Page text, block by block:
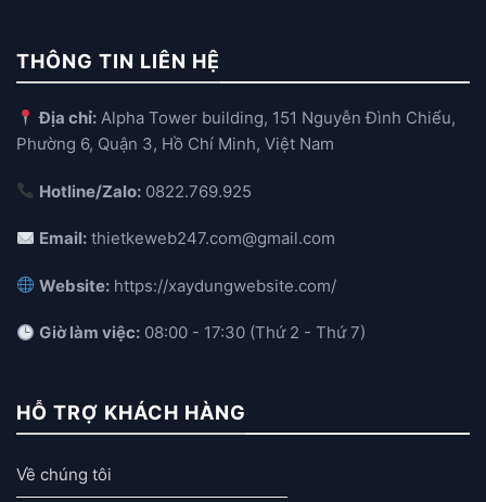
THÔNG TIN LIÊN HỆ
Địa chỉ: Alpha Tower building, 151 Nguyễn Đình Chiểu,
Phường 6, Quận 3, Hồ Chí Minh, Việt Nam
Hotline/Zalo: 0822.769.925
Email: thietkeweb247.com@gmail.com
Website: https://xaydungwebsite.com/
Giờ làm việc: 08:00 - 17:30 (Thứ 2 - Thứ 7)
HỖ TRỢ KHÁCH HÀNG
Về chúng tôi